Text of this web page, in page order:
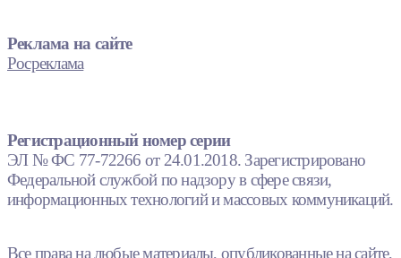
Реклама на сайте
Росреклама
Регистрационный номер серии
ЭЛ № ФС 77-72266 от 24.01.2018. Зарегистрировано
Федеральной службой по надзору в сфере связи,
информационных технологий и массовых коммуникаций.
Все права на любые материалы, опубликованные на сайте,